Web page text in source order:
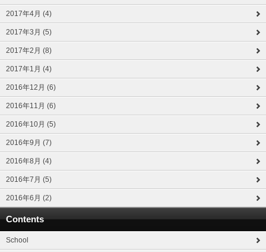
2017年4月 (4)
2017年3月 (5)
2017年2月 (8)
2017年1月 (4)
2016年12月 (6)
2016年11月 (6)
2016年10月 (5)
2016年9月 (7)
2016年8月 (4)
2016年7月 (5)
2016年6月 (2)
Contents
School